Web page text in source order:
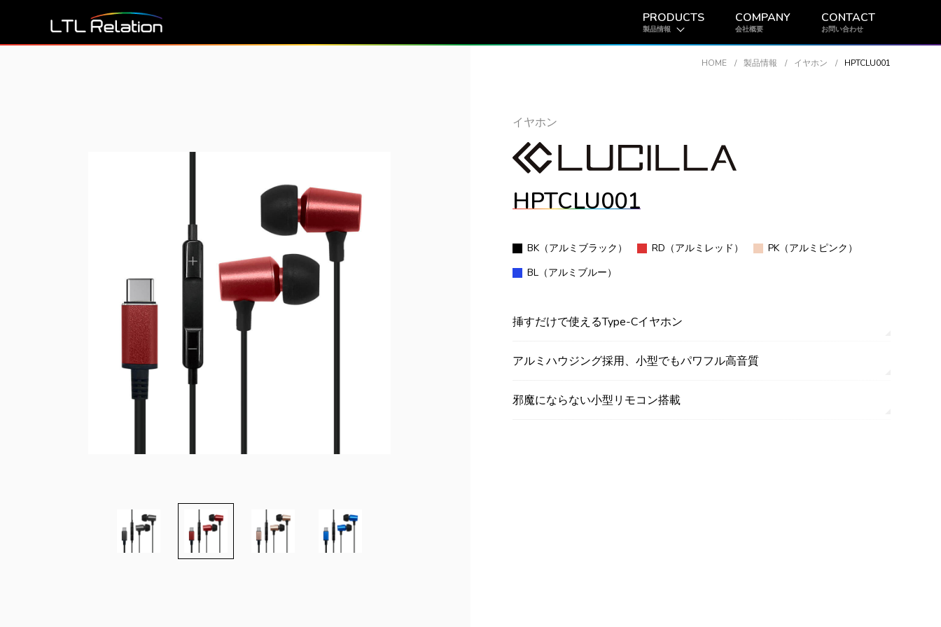
PRODUCTS
製品情報
COMPANY
会社概要
CONTACT
お問い合わせ
HOME 製品情報 イヤホン HPTCLU001
イヤホン
HPTCLU001
BK（アルミブラック） RD（アルミレッド）
PK（アルミピンク）
BL（アルミブルー）
挿すだけで使えるType-Cイヤホン
アルミハウジング採用、小型でもパワフル高音質
邪魔にならない小型リモコン搭載